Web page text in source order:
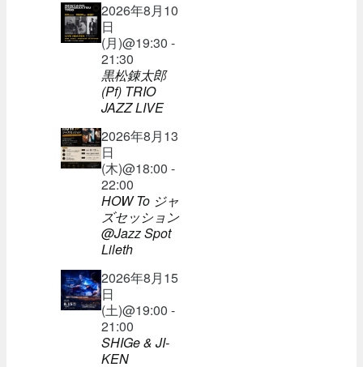
2026年8月10
日
(月)@19:30 -
21:30
黒松錬太郎
(Pf) TRIO
JAZZ LIVE
2026年8月13
日
(木)@18:00 -
22:00
HOW To ジャ
ズセッション
@Jazz Spot
Lileth
2026年8月15
日
(土)@19:00 -
21:00
SHIGe & JI-
KEN